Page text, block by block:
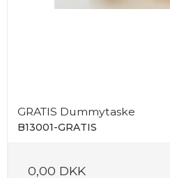
GRATIS Dummytaske
B13001-GRATIS
0,00 DKK